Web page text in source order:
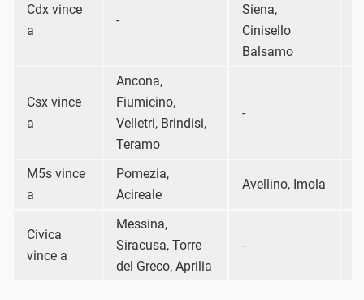
Cdx vince
a
-
Siena,
Cinisello
Balsamo
Csx vince
a
Ancona,
Fiumicino,
Velletri, Brindisi,
Teramo
-
M5s vince
a
Pomezia,
Acireale
Avellino, Imola
Civica
vince a
Messina,
Siracusa, Torre
del Greco, Aprilia
-